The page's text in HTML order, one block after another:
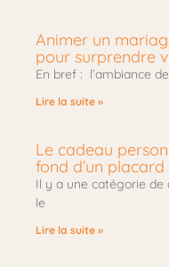
Animer un
pour surprendre
En bref : l’ambiance
Lire la suite »
Le cadeau
fond d’un placard
Il y a une catégorie de
le
Lire la suite »